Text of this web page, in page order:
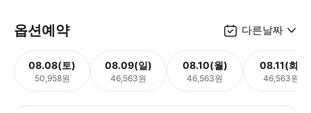
옵션예약 다른날짜
08.08(토)
50,958원
08.09(일)
46,563원
08.10(월)
46,563원
08.11(화)
46,563원